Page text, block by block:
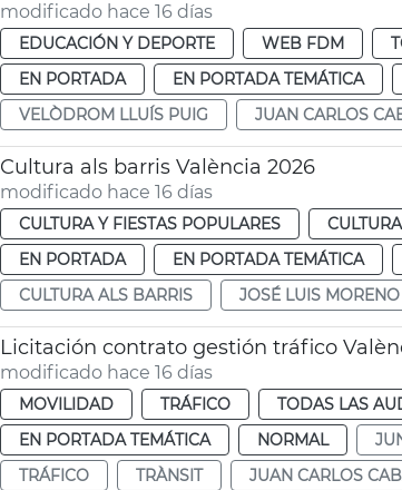
modificado hace 16 días
EDUCACIÓN Y DEPORTE WEB FDM
EN PORTADA
EN PORTADA TEMÁTICA
VELÒDROM LLUÍS PUIG
JUAN CARLOS
Cultura als barris València 2026
modificado hace 16 días
CULTURA Y FIESTAS POPULARES CULTURA
EN PORTADA
EN PORTADA TEMÁTICA
CULTURA ALS BARRIS
JOSÉ LUIS MORENO
Licitación contrato gestión tráfico
modificado hace 16 días
MOVILIDAD TRÁFICO TODAS LAS
EN PORTADA TEMÁTICA
NORMAL
TRÁFICO
TRÀNSIT JUAN CARLOS